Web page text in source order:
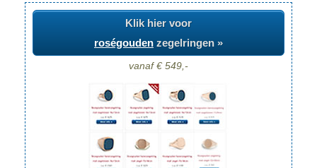
Klik hier voor
roségouden zegelringen »
vanaf € 549,-